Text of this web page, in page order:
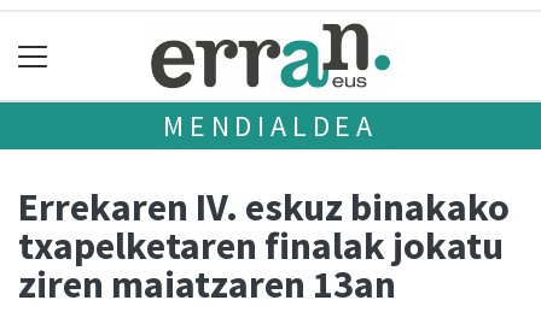
MENDIALDEA
Errekaren IV. eskuz binakako
txapelketaren finalak jokatu
ziren maiatzaren 13an